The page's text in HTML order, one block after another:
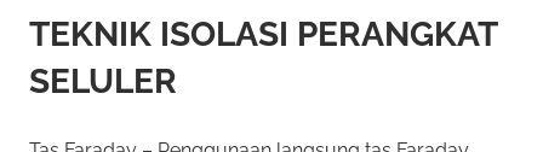
TEKNIK ISOLASI PERANGKAT
SELULER